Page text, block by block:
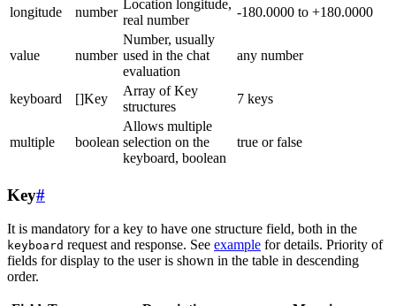
longitude
number
Location longitude,
real number
-180.0000 to +180.0000
value number
Number, usually
used in the chat
evaluation
any number
keyboard []Key
Array of Key
structures
7 keys
multiple boolean
Allows multiple
selection on the
keyboard, boolean
true or false
Key#
It is mandatory for a key to have one structure field, both in the
keyboard request and response. See example for details. Priority of
fields for display to the user is shown in the table in descending
order.